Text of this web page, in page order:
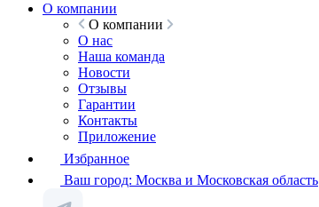
О компании
О компании
О нас
Наша команда
Новости
Отзывы
Гарантии
Контакты
Приложение
Избранное
Ваш город: Москва и Московская область